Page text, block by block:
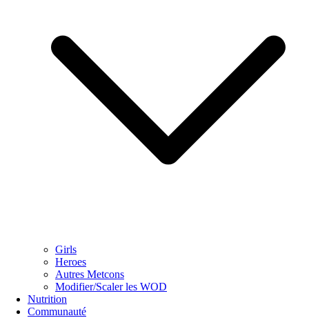
Girls
Heroes
Autres Metcons
Modifier/Scaler les WOD
Nutrition
Communauté